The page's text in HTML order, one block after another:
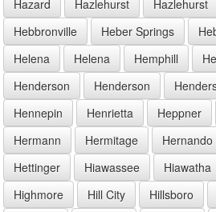
Hazard
Hazlehurst Hazlehurst
Hebbronville
Heber Springs
Helena
Helena Hemphill
Henderson
Henderson
Hennepin
Henrietta Heppner
Hermann
Hermitage Hernando
Hettinger
Hiawassee Hiawatha
Highmore
Hill City Hillsboro